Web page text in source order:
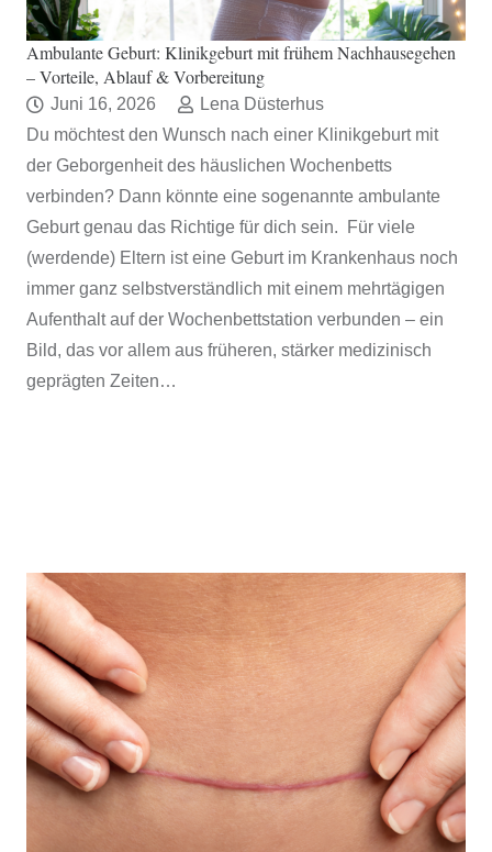
Ambulante Geburt: Klinikgeburt mit frühem Nachhausegehen
– Vorteile, Ablauf & Vorbereitung
Juni 16, 2026
Lena Düsterhus
Du möchtest den Wunsch nach einer Klinikgeburt mit
der Geborgenheit des häuslichen Wochenbetts
verbinden? Dann könnte eine sogenannte ambulante
Geburt genau das Richtige für dich sein. Für viele
(werdende) Eltern ist eine Geburt im Krankenhaus noch
immer ganz selbstverständlich mit einem mehrtägigen
Aufenthalt auf der Wochenbettstation verbunden – ein
Bild, das vor allem aus früheren, stärker medizinisch
geprägten Zeiten…